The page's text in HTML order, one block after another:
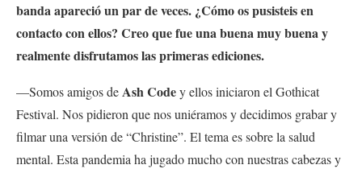
banda apareció un par de veces. ¿Cómo os pusisteis en
contacto con ellos? Creo que fue una buena muy buena y
realmente disfrutamos las primeras ediciones.
—Somos amigos deAsh Codey ellos iniciaron el Gothicat
Festival. Nos pidieron que nos uniéramos y decidimos grabar y
filmar una versión de “Christine”. El tema es sobre la salud
mental. Esta pandemia ha jugado mucho con nuestras cabezas y